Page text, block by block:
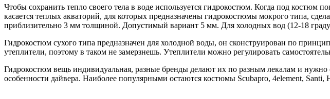
Чтобы сохранить тепло своего тела в воде используется гидрокостюм. Когда под костюм
касается теплых акваторий, для которых предназначены гидрокостюмы мокрого типа,
приблизительно 3 мм толщиной. Допустимый вариант 5 мм. Для холодных вод (12-18
Гидрокостюм сухого типа предназначен для холодной воды, он сконструирован по
утеплители, поэтому в таком не замерзнешь. Утеплители можно регулировать
Гидрокостюм вещь индивидуальная, разные бренды делают их по разным лекалам и
особенности дайвера. Наиболее популярными остаются костюмы Scubapro, 4element, Santi,